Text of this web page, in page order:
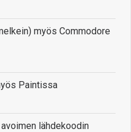
myös Commodore
Paintissa
lähdekoodin